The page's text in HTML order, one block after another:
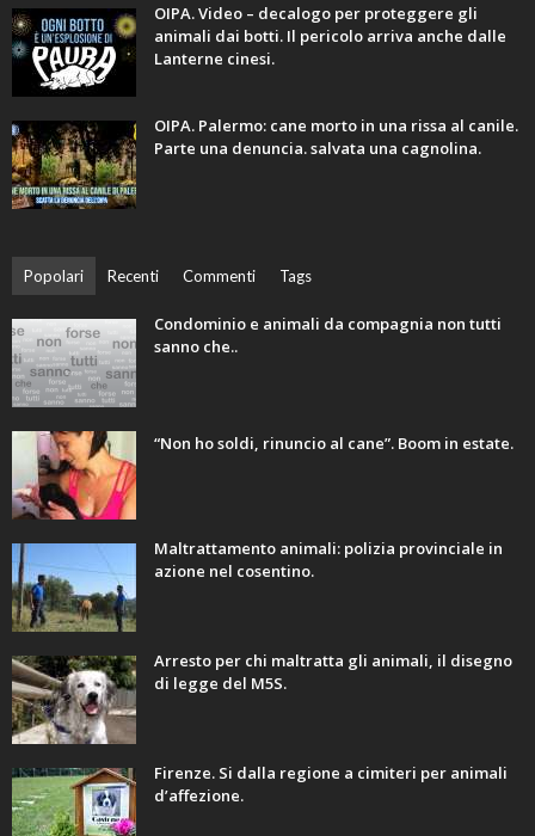
OIPA. Video – decalogo per proteggere gli
animali dai botti. Il pericolo arriva anche dalle
Lanterne cinesi.
OIPA. Palermo: cane morto in una rissa al canile.
Parte una denuncia. salvata una cagnolina.
Popolari Recenti Commenti Tags
Condominio e animali da compagnia non tutti
sanno che..
“Non ho soldi, rinuncio al cane”. Boom in estate.
Maltrattamento animali: polizia provinciale in
azione nel cosentino.
Arresto per chi maltratta gli animali, il disegno
di legge del M5S.
Firenze. Si dalla regione a cimiteri per animali
d’affezione.